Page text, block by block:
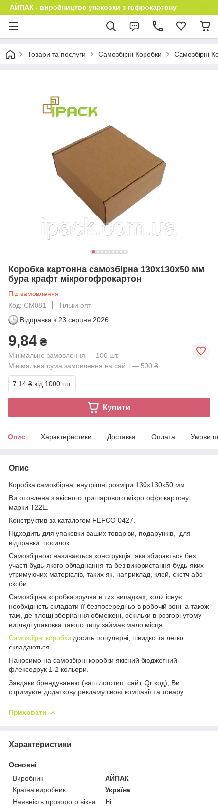
АЙПАК - виробництво упаковки з гофрокартону
Товари та послуги Самозбірні Коробки Самозбірні
Коробка картонна самозбірна 130х130х50 мм
бура крафт мікрогофрокартон
Під замовлення
Код: СМ081
Тільки опт
Відправка з 23 серпня 2026
9,84 ₴
Мінімальне замовлення — 100 шт.
Мінімальна сума замовлення на сайті — 500 ₴
7,14 ₴ від 1000 шт.
Купити
Опис Характеристики Доставка Оплата Умови
Опис
Коробка самозбірна, внутрішні розміри 130х130х50 мм.
Виготовлена ​​з якісного тришарового мікрогофрокартону
марки Т22Е.
Конструктив за каталогом FEFCO 0427.
Підходить для упаковки ваших товаріви, подарунків, для
відправки посилок.
Самозбірною називається конструкція, яка збирається без
участі будь-якого обладнання та без використання будь-яких
утримуючих матеріалів, таких як, наприклад, клей, скотч або
скоби.
Самозбірна коробка зручна в тих випадках, коли існує
необхідність складати її безпосередньо в робочій зоні, а також
там, де площі зберігання обмежені, оскільки в розгорнутому
вигляді упаковка такого типу займає мало місця.
Самозбірні коробки досить популярні, швидко та легко
складаються.
Наносимо на самозбірні коробки якісний бюджетний
флексодрук 1-2 кольори.
Завдяки брендуванню (ваш логотип, сайт, Qr код), Ви
отримуєте додаткову рекламу своєї компанії та товару.
Приховати
Характеристики
Основні
Виробник
АЙПАК
Країна виробник
Україна
Наявність прозорого вікна
Ні